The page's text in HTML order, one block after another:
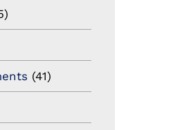
(41)